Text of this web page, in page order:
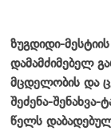
ზუგდიდი-
დამამძიმებელ
მცდელობის და
შეძენა-
წელს